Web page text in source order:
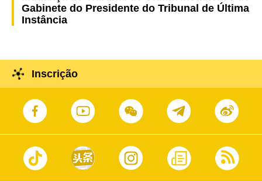
Gabinete do Presidente do Tribunal de Última
Instância
Inscrição